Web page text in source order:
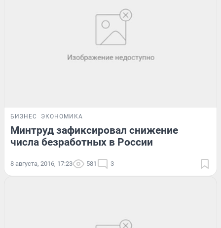
БИЗНЕС ЭКОНОМИКА
Минтруд зафиксировал снижение
числа безработных в России
8 августа, 2016, 17:23 581 3